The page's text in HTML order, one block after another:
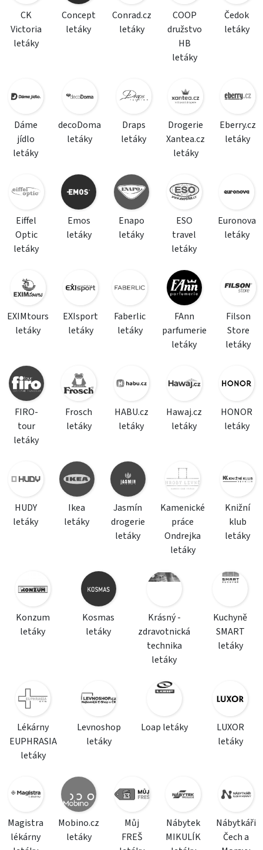
CK
Victoria
letáky
Concept
letáky
Conrad.cz
letáky
COOP
družstvo
HB
letáky
Čedok
letáky
Dáme
jídlo
letáky
decoDoma
letáky
Draps
letáky
Drogerie
Xantea.cz
letáky
Eberry.cz
letáky
Eiffel
Optic
letáky
Emos
letáky
Enapo
letáky
ESO
travel
letáky
Euronova
letáky
EXIMtours
letáky
EXIsport
letáky
Faberlic
letáky
FAnn
parfumerie
letáky
Filson
Store
letáky
FIRO-
tour
letáky
Frosch
letáky
HABU.cz
letáky
Hawaj.cz
letáky
HONOR
letáky
HUDY
letáky
Ikea
letáky
Jasmín
drogerie
letáky
Kamenické
práce
Ondrejka
letáky
Knižní
klub
letáky
Konzum
letáky
Kosmas
letáky
Krásný -
zdravotnická
technika
letáky
Kuchyně
SMART
letáky
Lékárny
EUPHRASIA
letáky
Levnoshop
letáky
Loap letáky
LUXOR
letáky
Magistra
lékárny
Mobino.cz
letáky
Můj
FREŠ
Nábytek
MIKULÍK
Nábytkáři
Čech a